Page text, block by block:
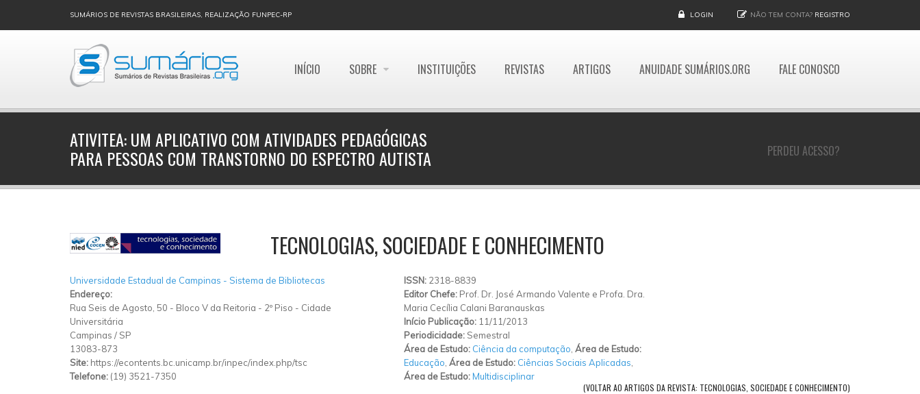
SUMÁRIOS DE REVISTAS BRASILEIRAS, REALIZAÇÃO FUNPEC-RP LOGIN NÃO TEM CONTA? REGISTRO
INÍCIO SOBRE INSTITUIÇÕES REVISTAS ARTIGOS ANUIDADE SUMÁRIOS.ORG FALE CONOSCO
PERDEU ACESSO?
ATIVITEA: UM APLICATIVO COM ATIVIDADES PEDAGÓGICAS
PARA PESSOAS COM TRANSTORNO DO ESPECTRO AUTISTA
TECNOLOGIAS, SOCIEDADE E CONHECIMENTO
Universidade Estadual de Campinas - Sistema de Bibliotecas
Endereço:
Rua Seis de Agosto, 50 - Bloco V da Reitoria - 2º Piso - Cidade
Universitária
Campinas / SP
13083-873
Site: https://econtents.bc.unicamp.br/inpec/index.php/tsc
Telefone: (19) 3521-7350
ISSN: 2318-8839
Editor Chefe: Prof. Dr. José Armando Valente e Profa. Dra.
Maria Cecília Calani Baranauskas
Início Publicação: 11/11/2013
Periodicidade: Semestral
Área de Estudo: Ciência da computação Área de Estudo:
Educação Área de Estudo: Ciências Sociais Aplicadas
Área de Estudo:Multidisciplinar
(VOLTAR AO ARTIGOS DA REVISTA: TECNOLOGIAS, SOCIEDADE E CONHECIMENTO)